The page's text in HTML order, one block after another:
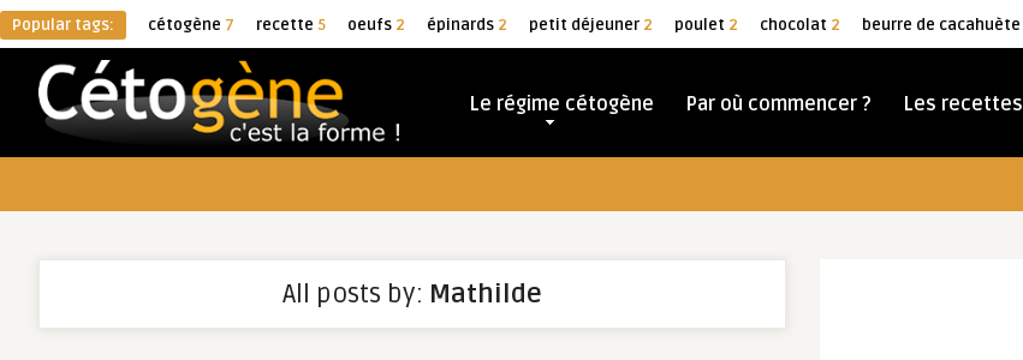
Popular tags: cétogène 7 recette 5 oeufs 2 épinards 2 petit déjeuner 2 poulet 2 chocolat 2 beurre de cacahuète
Le régime cétogène Par où commencer ? Les recettes
All posts by: Mathilde